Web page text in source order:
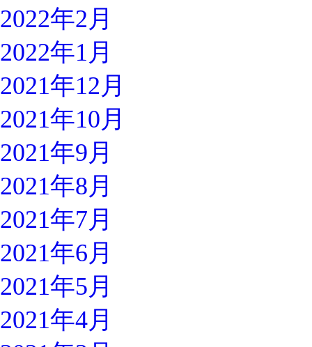
2022年2月
2022年1月
2021年12月
2021年10月
2021年9月
2021年8月
2021年7月
2021年6月
2021年5月
2021年4月